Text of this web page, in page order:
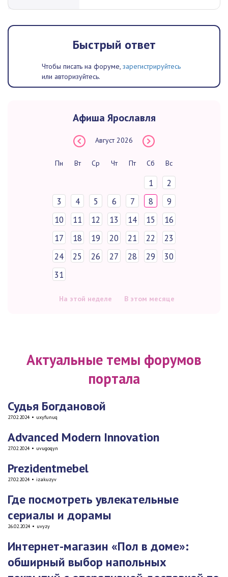
Быстрый ответ
Чтобы писать на форуме, зарегистрируйтесь
или авторизуйтесь.
Афиша Ярославля
Август 2026
Пн Вт Ср Чт Пт Сб Вс
1
2
3
4 5 6 7 8
9
10
11 12 13 14 15
16
17
18 19 20 21 22
23
24
25 26 27 28 29
30
31
На этой неделе В этом месяце
Актуальные темы форумов
портала
Судья Богдановой
27.02.2024 • uxyfunuq
Advanced Modern Innovation
27.02.2024 • uvugoqyn
Prezidentmebel
27.02.2024 • izakuzyv
Где посмотреть увлекательные
сериалы и дорамы
26.02.2024 • uvyzy
Интернет-магазин «Пол в доме»:
обширный выбор напольных